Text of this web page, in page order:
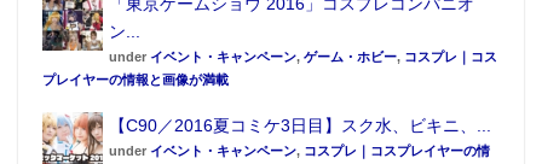
音声スペックについても、「CSMファイズドライバー
ver.2」をベースに構成。「変身解除音」のほか、新規
作成された「着信音」・「フライングアタッカー飛行
音」・「草加の心臓を刺す音」など、サイガ固有の効
ン...
under イベント・キャンペーン, ゲーム・ホビー, コスプレ｜コス
プレイヤーの情報と画像が満載
【C90／2016夏コミケ3日目】スク水、ビキニ、...
under イベント・キャンペーン, コスプレ｜コスプレイヤーの情